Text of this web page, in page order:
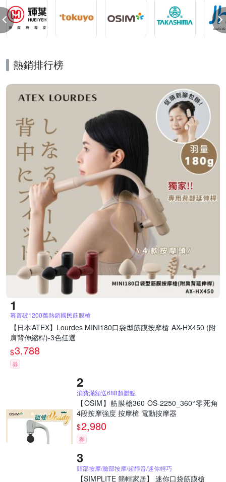
熱銷排行榜
募資破1200萬熱銷國民筋膜槍
【日本ATEX】Lourdes MINI180口袋型筋膜按摩槍 AX-HX450 (附
肩背伸縮桿)-3色任選
$3,788
券
消費滿額送688超贈點
【OSIM】筋膜槍360 OS-2250_360°零死角
4段按摩強度 按摩槍 電動按摩器
$2,980
券
頭部按摩/臉部按摩/超靜音/迷你輕巧
【SIMPLITE 簡輕家居】 迷你口袋筋膜槍